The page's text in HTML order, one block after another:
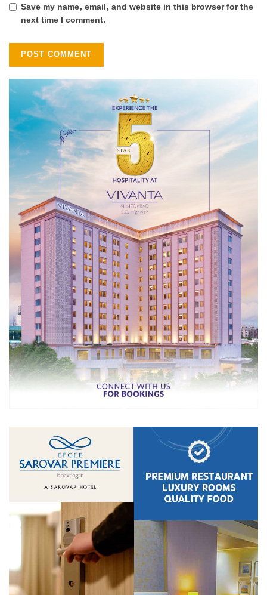
Save my name, email, and website in this browser for the
next time I comment.